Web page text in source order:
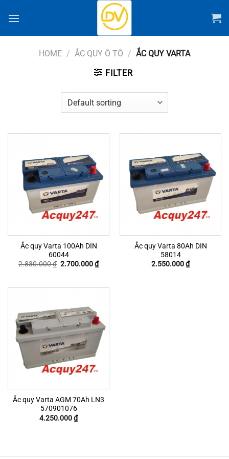
đến
HOME / ẮC QUY Ô TÔ / ẮC QUY VARTA
FILTER
Ắc quy Varta 100Ah DIN
60044
2.830.000₫ Original
2.700.000₫Current
price
Ắc quy Varta 80Ah DIN
58014
2.550.000₫
Ắc quy Varta AGM 70Ah LN3
570901076
4.250.000₫